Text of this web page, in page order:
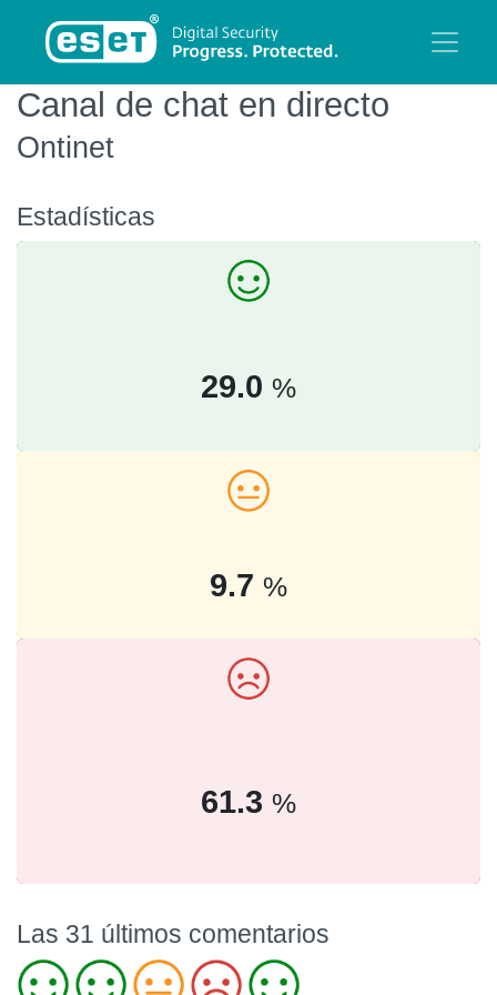
Canal de chat en directo
Ontinet
Estadísticas
29.0 %
9.7 %
61.3 %
Las 31 últimos comentarios